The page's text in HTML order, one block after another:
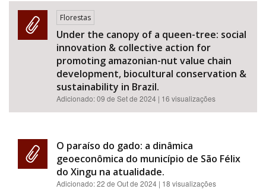
Subtema
Área de Levantamento
Área Protegida
BUSCAR
Florestas
Under the canopy of a queen-tree: social
innovation & collective action for
promoting amazonian-nut value chain
development, biocultural conservation &
sustainability in Brazil.
Adicionado:09 de Set de 2024 | 16 visualizações
O paraíso do gado: a dinâmica
geoeconômica do município de São Félix
do Xingu na atualidade.
Adicionado:22 de Out de 2024 | 18 visualizações